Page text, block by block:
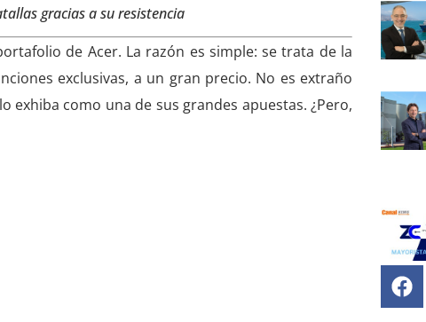
gracias a su resistencia
de Acer. La razón es simple: se trata de la
exclusivas, a un gran precio. No es extraño
exhiba como una de sus grandes apuestas. ¿Pero,